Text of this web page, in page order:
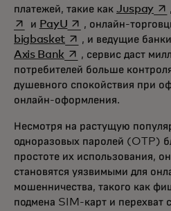
платежей, такие как Juspay ,
и PayUopens in a new tab
, онлайн-
bigbasketopens in a new tab
, и ведущие
Axis Bank opens in a new tab
, сервис даст
потребителей больше
душевного спокойствия при
онлайн-оформления.
Несмотря на растущую
одноразовых паролей (OTP)
простоте их использования,
становятся уязвимыми для
мошенничества, такого как
подмена SIM-карт и перехват